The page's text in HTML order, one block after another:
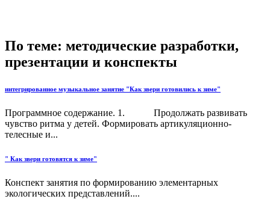
По теме: методические разработки,
презентации и конспекты
интегрированное музыкальное занятие "Как звери готовились к зиме"
Программное содержание. 1. Продолжать развивать
чувство ритма у детей. Формировать артикуляционно-
телесные и...
" Как звери готовятся к зиме"
Конспект занятия по формированию элементарных
экологических представлений....